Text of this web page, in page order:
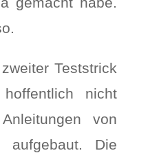
Teststrick
nicht
von
aufgebaut. Die